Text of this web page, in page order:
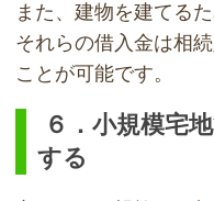
また、建物を建てる
それらの借入金は相
ことが可能です。
６．小規模宅
する